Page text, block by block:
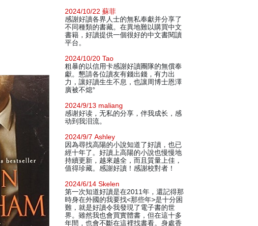
2024/10/22 蘇菲
感謝好讀各界人士的無私奉獻并分享了
不同種類的書藏。在異地難以購買中文
書籍，好讀提供一個很好的中文書閱讀
平台。
2024/10/20 Tao
粗暴的以信用卡感謝好讀團隊的無償奉
獻。懇請各位讀友有錢出錢，有力出
力，讓好讀生生不息，也讓周博士恩澤
廣被不熄°
2024/9/13 maliang
感谢好读，无私的分享，伴我成长，感
动到我泪流。
2024/9/7 Ashley
因為尋找高陽的小說知道了好讀，也已
經十年了。好讀上高陽的小說也慢慢地
持續更新，越來越全，而且質量上佳，
值得珍藏。感謝好讀！感謝校對者！
2024/6/14 Skelen
第一次知道好讀是在2011年，還記得那
時身在外國的我要找<那些年>是十分困
難，就是好讀令我發現了電子書的世
界。雖然我也會買實體書，但在這十多
年間，也會不斷在這裡找書看。身處香